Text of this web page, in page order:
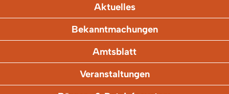
Aktuelles
Bekanntmachungen
Amtsblatt
Veranstaltungen